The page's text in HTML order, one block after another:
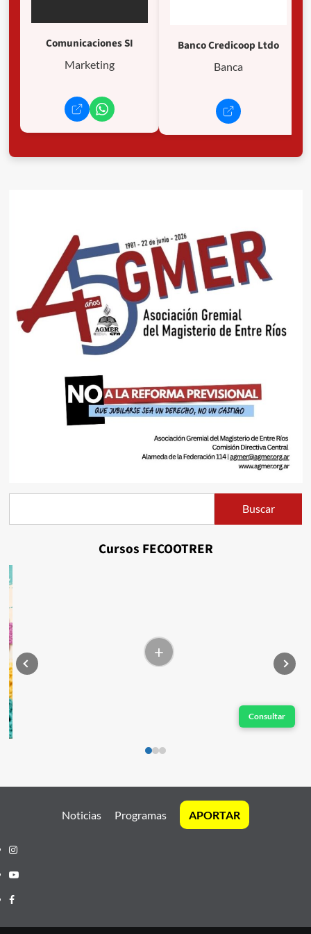
Comunicaciones SI
Marketing
Banco Credicoop Ltdo
Banca
Buscar
Cursos FECOOTRER
+
Consultar
Noticias Programas APORTAR
Instagram
Youtube
Facebook